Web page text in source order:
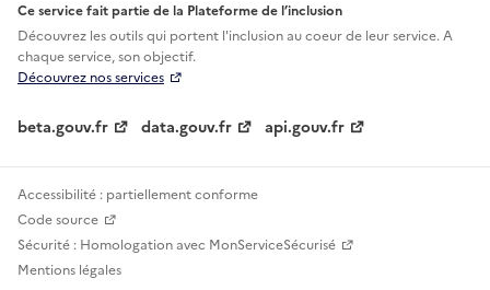
Ce service fait partie de la Plateforme de l’inclusion
Découvrez les outils qui portent l'inclusion aucoeur de leur service. A
chaque service, son objectif.
Découvrez nos services
beta.gouv.fr data.gouv.fr api.gouv.fr
Accessibilité : partiellement conforme
Code source
Sécurité : Homologation avec MonServiceSécurisé
Mentions légales